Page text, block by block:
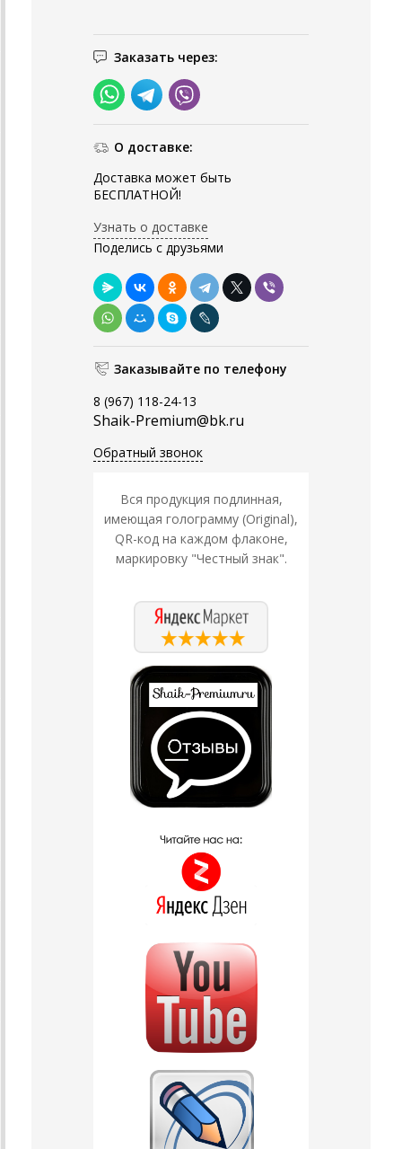
Заказать через:
О доставке:
Доставка может быть
БЕСПЛАТНОЙ!
Узнать о доставке
Поделись с друзьями
Заказывайте по телефону
8 (967) 118-24-13
Shaik-Premium@bk.ru
Обратный звонок
Вся продукция подлинная,
имеющая голограмму (Original),
QR-код на каждом флаконе,
маркировку "Честный знак".